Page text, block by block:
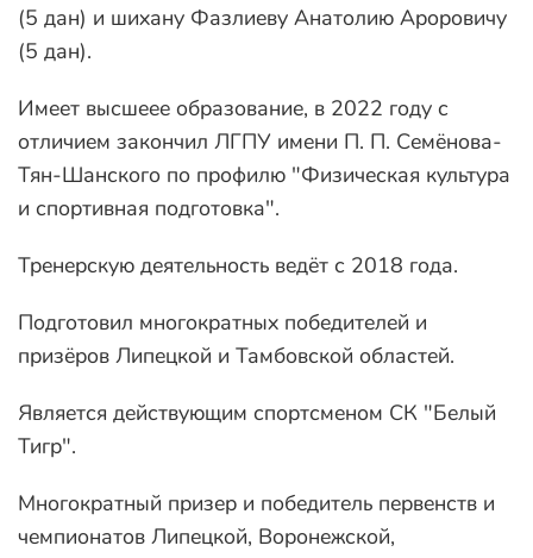
(5 дан) и шихану Фазлиеву Анатолию Ароровичу
(5 дан).
Имеет высшеее образование, в 2022 году с
отличием закончил ЛГПУ имени П. П. Семёнова-
Тян-Шанского по профилю "Физическая культура
и спортивная подготовка".
Тренерскую деятельность ведёт с 2018 года.
Подготовил многократных победителей и
призёров Липецкой и Тамбовской областей.
Является действующим спортсменом СК "Белый
Тигр".
Многократный призер и победитель первенств и
чемпионатов Липецкой, Воронежской,